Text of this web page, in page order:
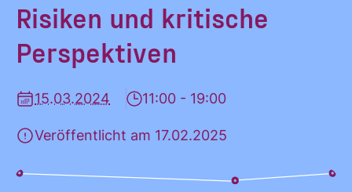
BLOG
ÜBER UNS
Risiken und kritische
Perspektiven
15.03.2024 11:00 - 19:00
Veröffentlicht am 17.02.2025